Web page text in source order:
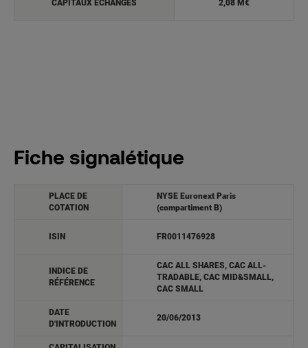
Fiche signalétique